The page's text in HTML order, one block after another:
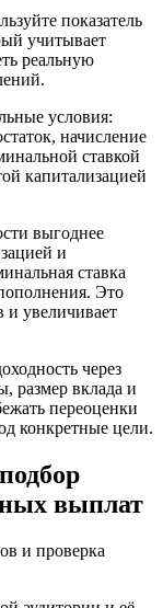
показатель
учитывает
реальную
условия:
начисление
ставкой
капитализацией
выгоднее
и
ставка
Это
и увеличивает
через
размер вклада и
переоценки
конкретные цели.
выплат